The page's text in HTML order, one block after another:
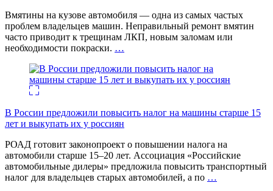
Вмятины на кузове автомобиля — одна из самых частых
проблем владельцев машин. Неправильный ремонт вмятин
часто приводит к трещинам ЛКП, новым заломам или
необходимости покраски. …
В России предложили повысить налог на машины старше 15
лет и выкупать их у россиян
РОАД готовит законопроект о повышении налога на
автомобили старше 15–20 лет. Ассоциация «Российские
автомобильные дилеры» предложила повысить транспортный
налог для владельцев старых автомобилей, а по …